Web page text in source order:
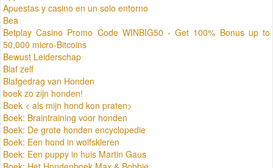
Apuestas y casino en un solo entorno
Bea
Betplay Casino Promo Code WINBIG50 - Get 100% Bonus up to
50,000 micro-Bitcoins
Bewust Leiderschap
Blaf zelf
Blafgedrag van Honden
boek zo zijn honden!
Boek < als mijn hond kon praten>
Boek: Braintraining voor honden
Boek: De grote honden encyclopedie
Boek: Een hond in wolfskleren
Boek: Een puppy in huis Martin Gaus